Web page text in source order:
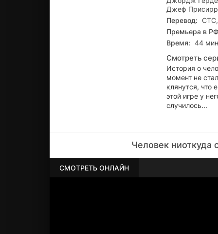
Джеф Присирр
Перевод:
Премьера в
Время: 44 мин
Смотреть
История о
момент не
клянутся, что
этой игре у
случилось...
Человек ниоткуда
СМОТРЕТЬ ОНЛАЙН